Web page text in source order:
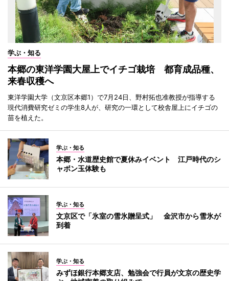
学ぶ・知る
本郷の東洋学園大屋上でイチゴ栽培 都育成品種、
来春収穫へ
東洋学園大学（文京区本郷1）で7月24日、野村拓也准教授が指導する
現代消費研究ゼミの学生8人が、研究の一環として校舎屋上にイチゴの
苗を植えた。
学ぶ・知る
本郷・水道歴史館で夏休みイベント 江戸時代のシ
ャボン玉体験も
学ぶ・知る
文京区で「氷室の雪氷贈呈式」 金沢市から雪氷が
到着
学ぶ・知る
みずほ銀行本郷支店、勉強会で行員が文京の歴史学